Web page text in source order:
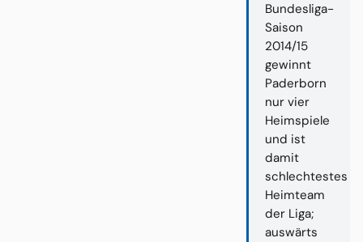
Bundesliga-
Saison
2014/15
gewinnt
Paderborn
nur vier
Heimspiele
und ist
damit
schlechtestes
Heimteam
der Liga;
auswärts